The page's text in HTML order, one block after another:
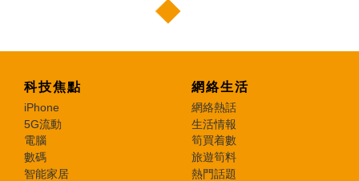
科技焦點
iPhone
5G流動
電腦
數碼
智能家居
網絡生活
網絡熱話
生活情報
筍買着數
旅遊筍料
熱門話題